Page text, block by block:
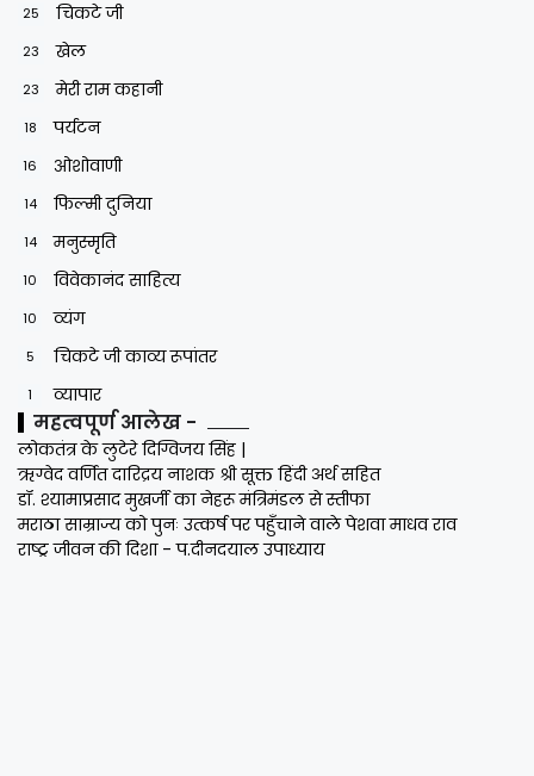
25 चिकटे जी
23 खेल
23 मेरी राम कहानी
18 पर्यटन
16 ओशोवाणी
14 फिल्मी दुनिया
14 मनुस्मृति
10 विवेकानंद साहित्य
10 व्यंग
5 चिकटे जी काव्य रूपांतर
1 व्यापार
महत्वपूर्ण आलेख -
लोकतंत्र के लुटेरे दिग्विजय सिंह |
ऋग्वेद वर्णित दारिद्रय नाशक श्री सूक्त हिंदी अर्थ सहित
डॉ. श्यामाप्रसाद मुखर्जी का नेहरू मंत्रिमंडल से स्तीफा
मराठा साम्राज्य को पुनः उत्कर्ष पर पहुँचाने वाले पेशवा माधव राव
राष्ट्र जीवन की दिशा - प.दीनदयाल उपाध्याय